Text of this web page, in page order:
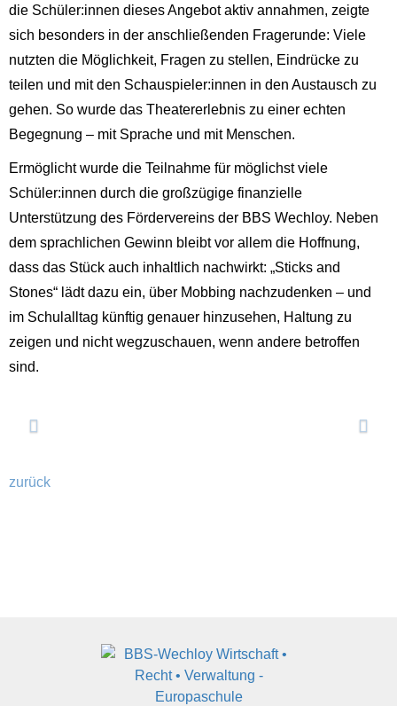
die Schüler:innen dieses Angebot aktiv annahmen, zeigte
sich besonders in der anschließenden Fragerunde: Viele
nutzten die Möglichkeit, Fragen zu stellen, Eindrücke zu
teilen und mit den Schauspieler:innen in den Austausch zu
gehen. So wurde das Theatererlebnis zu einer echten
Begegnung – mit Sprache und mit Menschen.
Ermöglicht wurde die Teilnahme für möglichst viele
Schüler:innen durch die großzügige finanzielle
Unterstützung des Fördervereins der BBS Wechloy. Neben
dem sprachlichen Gewinn bleibt vor allem die Hoffnung,
dass das Stück auch inhaltlich nachwirkt: „Sticks and
Stones“ lädt dazu ein, über Mobbing nachzudenken – und
im Schulalltag künftig genauer hinzusehen, Haltung zu
zeigen und nicht wegzuschauen, wenn andere betroffen
sind.
Previous Next
zurück